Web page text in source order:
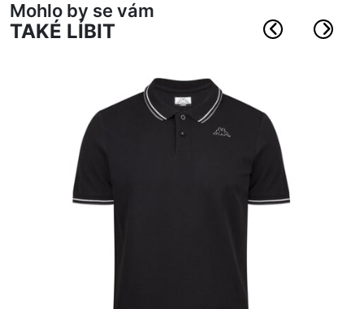
Mohlo by se vám
TAKÉ LÍBIT